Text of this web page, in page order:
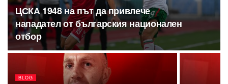
ЦСКА 1948 на път да привлече
нападател от българския национален
отбор
BLOG